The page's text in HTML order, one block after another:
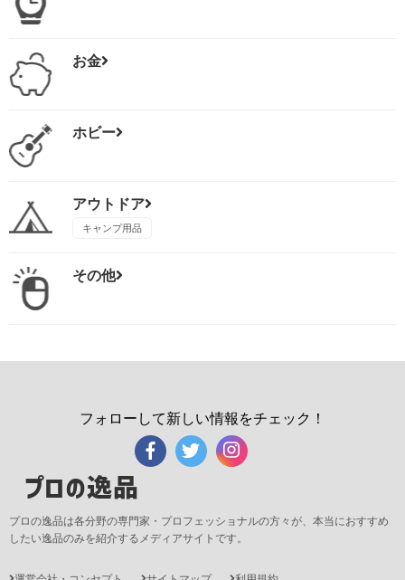
お金
ホビー
アウトドア
キャンプ用品
その他
フォローして新しい情報をチェック！
プロの逸品
プロの逸品は各分野の専門家・プロフェッショナルの方々が、本当におすすめ
したい逸品のみを紹介するメディアサイトです。